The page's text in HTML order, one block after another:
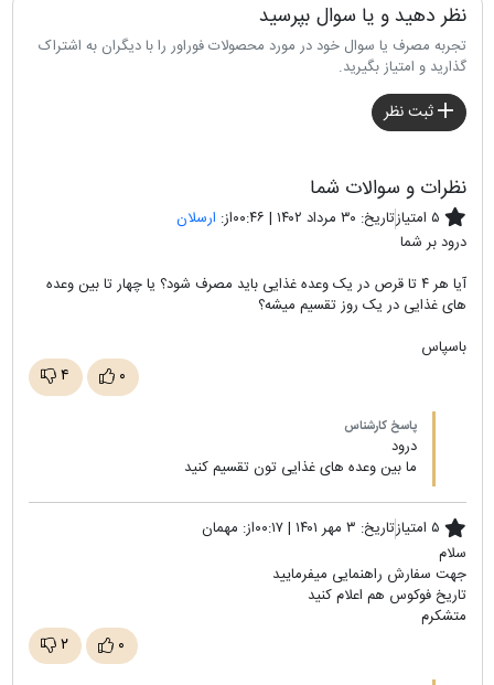
نظر دهید و یا سوال بپرسید
تجربه مصرف یا سوال خود در مورد محصولات فوراور را با دیگران به اشتراک
گذارید و امتیاز بگیرید.
ثبت نظر
نظرات و سوالات شما
۵ امتیاز تاریخ: ۳۰ مرداد ۱۴۰۲ | ۰۰:۴۶ از: ارسلان
درود بر شما
آیا هر ۴ تا قرص در یک وعده غذایی باید مصرف شود؟ یا چهار تا بین وعده
های غذایی در یک روز تقسیم میشه؟
باسپاس
۰ ۴
پاسخ کارشناس
درود
ما بین وعده های غذایی تون تقسیم کنید
۵ امتیاز تاریخ: ۳ مهر ۱۴۰۱ | ۰۰:۱۷ از: مهمان
سلام
جهت سفارش راهنمایی میفرمایید
تاریخ فوکوس هم اعلام کنید
متشکرم‌
۰ ۲